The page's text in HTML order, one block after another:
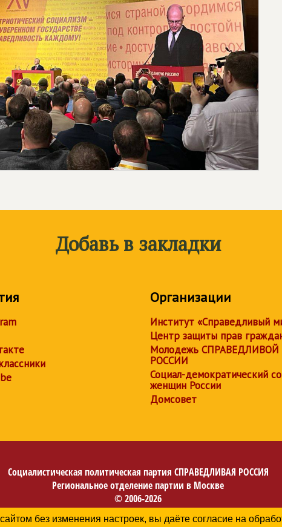
Добавь в закладки
Организации
Институт «Справедливый
Центр защиты прав
Молодежь СПРАВЕДЛИВОЙ
РОССИИ
Социал-демократический
женщин России
Домсовет
Социалистическая политическая партия СПРАВЕДЛИВАЯ РОССИЯ
Региональное отделение партии в Москве
© 2006-2026
Политика в отношении обработки персональных данных
без изменения настроек, вы даёте согласие на